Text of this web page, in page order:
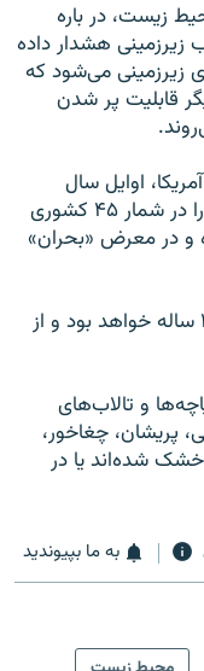
زیست، در باره
زیرزمینی هشدار داده‌
زیرزمینی می‌شود که
قابلیت پر شدن
اوایل سال
گذشته گزارشی منتشر کرد و در آن ایران را در شمار ۴۵ کشوری
و در معرض «بحران»
ناسا می‌گوید که دوره خشکسالی ایران ۳۰ ساله خواهد بود و از
و تالاب‌های
پریشان، چغاخور،
شده‌اند یا در
به ما بپیوندید